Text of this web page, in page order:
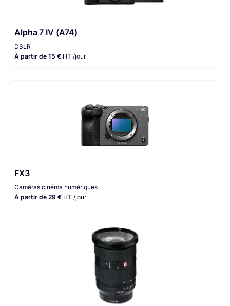
Alpha 7 IV (A74)
DSLR
À partir de 15 € HT /jour
FX3
Caméras cinéma numériques
À partir de 29 € HT /jour